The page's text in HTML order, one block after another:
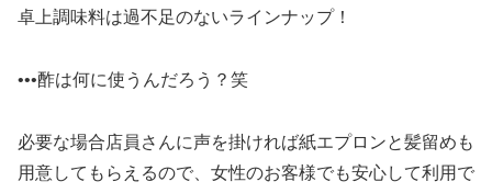
卓上調味料は過不足のないラインナップ！
•••酢は何に使うんだろう？笑
必要な場合店員さんに声を掛ければ紙エプロンと髪留めも
用意してもらえるので、女性のお客様でも安心して利用で